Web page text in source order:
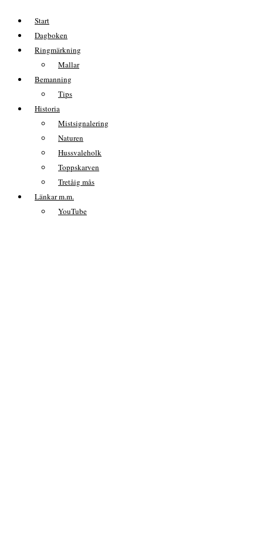
Start
Dagboken
Ringmärkning
Mallar
Bemanning
Tips
Historia
Mistsignalering
Naturen
Hussvaleholk
Toppskarven
Tretåig mås
Länkar m.m.
YouTube